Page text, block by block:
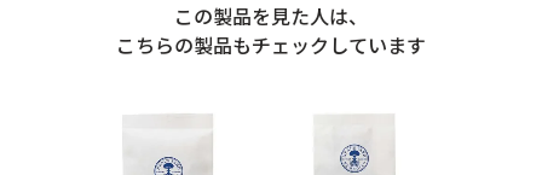
この製品を見た人は、
こちらの製品もチェックしています